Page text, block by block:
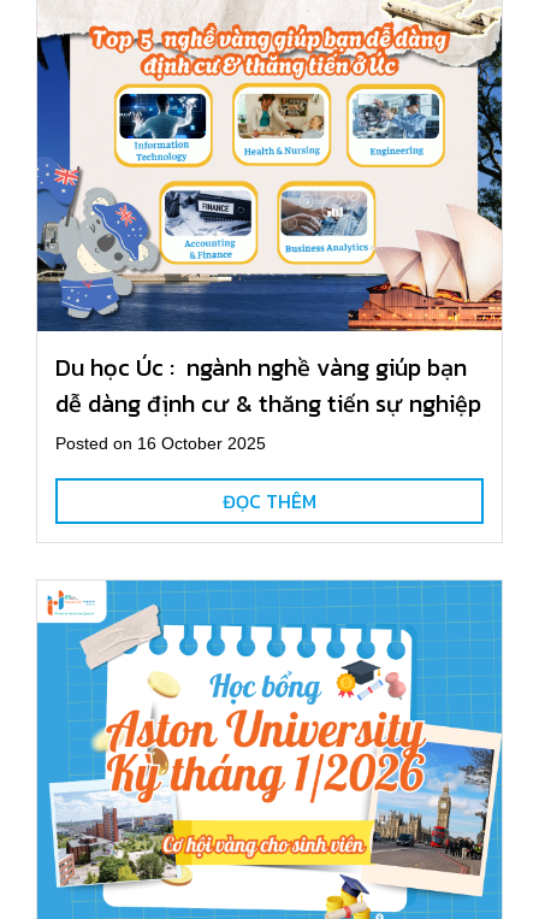
Du học Úc : ngành nghề vàng giúp bạn
dễ dàng định cư & thăng tiến sự nghiệp
Posted on 16 October 2025
ĐỌC THÊM